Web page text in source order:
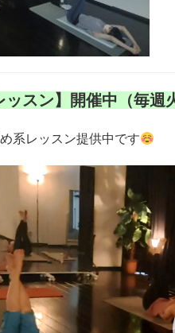
ッスン】開催中（毎週
系レッスン提供中です